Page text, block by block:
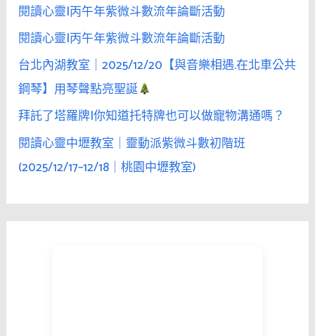
所，
是
為
了
讓
她
「看
見
不
樣
的
閱讀心靈|丙午年紫微斗數流年論斷活動
閱讀心靈|丙午年紫微斗數流年論斷活動
台北內湖教室｜2025/12/20【與音樂相遇.在北車公共
鋼琴】用琴聲點亮聖誕
拜託了塔羅牌|你知道托特牌也可以做寵物溝通嗎？
閱讀心靈中壢教室｜靈動派紫微斗數初階班
(2025/12/17–12/18｜桃園中壢教室)